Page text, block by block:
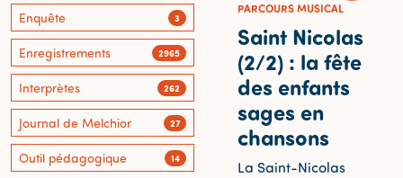
PARCOURS MUSICAL
Saint Nicolas
(2/2) : la fête
des enfants
sages en
chansons
La Saint-Nicolas
Enquête 3
Enregistrements 2965
Interprètes 262
Journal de Melchior 27
Outil pédagogique 14